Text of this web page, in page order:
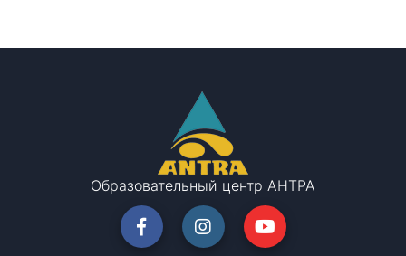
Образовательный центр АНТРА